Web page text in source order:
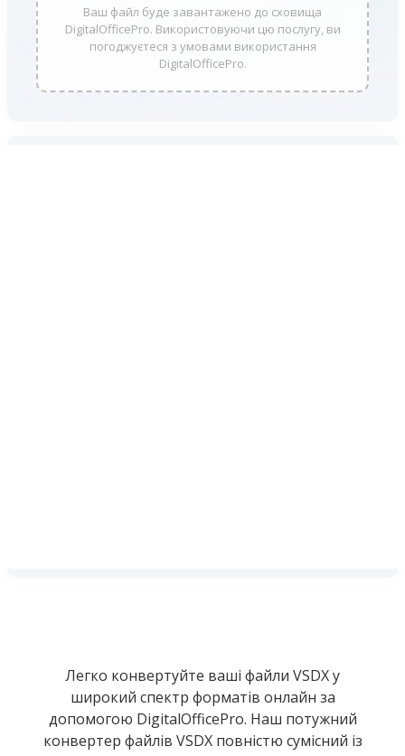
Ваш файл буде завантажено до сховища
DigitalOfficePro. Використовуючи цю послугу, ви
погоджуєтеся з умовами використання
DigitalOfficePro.
Легко конвертуйте ваші файли VSDX у
широкий спектр форматів онлайн за
допомогою DigitalOfficePro. Наш потужний
конвертер файлів VSDX повністю сумісний із